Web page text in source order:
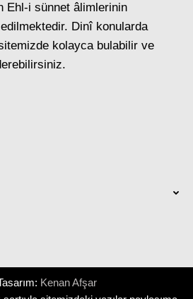
Ehl-i sünnet âlimlerinin
Dinî konularda
kolayca bulabilir ve
Kenan Afşar